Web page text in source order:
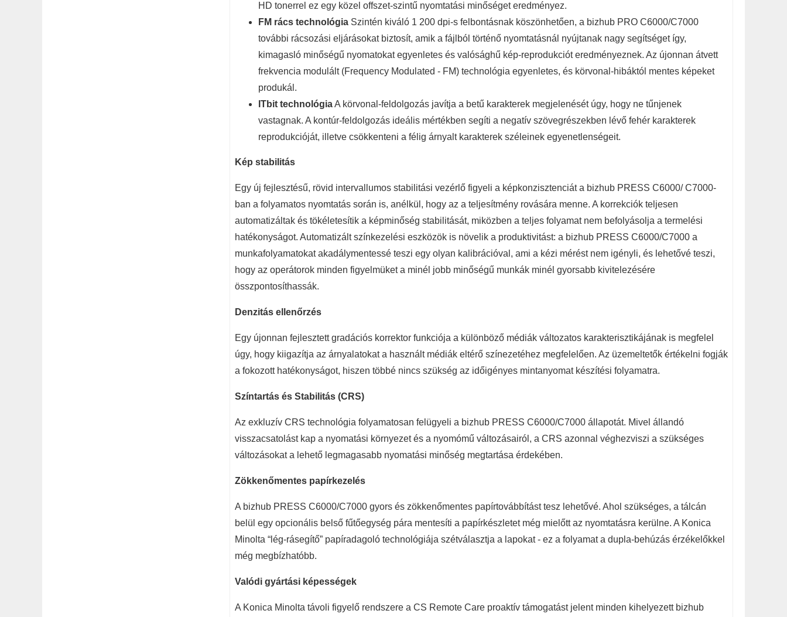
HD tonerrel ez egy közel offszet-szintű nyomtatási minőséget eredményez.
FM rács technológia Szintén kiváló 1 200 dpi-s felbontásnak köszönhetően, a bizhub PRO C6000/C7000
további rácsozási eljárásokat biztosít, amik a fájlból történő nyomtatásnál nyújtanak nagy segítséget így,
kimagasló minőségű nyomatokat egyenletes és valósághű kép-reprodukciót eredményeznek. Az újonnan átvett
frekvencia modulált (Frequency Modulated - FM) technológia egyenletes, és körvonal-hibáktól mentes képeket
produkál.
ITbit technológiaA körvonal-feldolgozás javítja a betű karakterek megjelenését úgy, hogy ne tűnjenek
vastagnak. A kontúr-feldolgozás ideális mértékben segíti a negatív szövegrészekben lévő fehér karakterek
reprodukcióját, illetve csökkenteni a félig árnyalt karakterek széleinek egyenetlenségeit.
Kép stabilitás
Egy új fejlesztésű, rövid intervallumos stabilitási vezérlő figyeli a képkonzisztenciát a bizhub PRESS C6000/ C7000-
ban a folyamatos nyomtatás során is, anélkül, hogy az a teljesítmény rovására menne. A korrekciók teljesen
automatizáltak és tökéletesítik a képminőség stabilitását, miközben a teljes folyamat nem befolyásolja a termelési
hatékonyságot. Automatizált színkezelési eszközök is növelik a produktivitást: a bizhub PRESS C6000/C7000 a
munkafolyamatokat akadálymentessé teszi egy olyan kalibrációval, ami a kézi mérést nem igényli, és lehetővé teszi,
hogy az operátorok minden figyelmüket a minél jobb minőségű munkák minél gyorsabb kivitelezésére
összpontosíthassák.
Denzitás ellenőrzés
Egy újonnan fejlesztett gradációs korrektor funkciója a különböző médiák változatos karakterisztikájának is megfelel
úgy, hogy kiigazítja az árnyalatokat a használt médiák eltérő színezetéhez megfelelően. Az üzemeltetők értékelni fogják
a fokozott hatékonyságot, hiszen többé nincs szükség az időigényes mintanyomat készítési folyamatra.
Színtartás és Stabilitás (CRS)
Az exkluzív CRS technológia folyamatosan felügyeli a bizhub PRESS C6000/C7000 állapotát. Mivel állandó
visszacsatolást kap a nyomatási környezet és a nyomómű változásairól, a CRS azonnal véghezviszi a szükséges
változásokat a lehető legmagasabb nyomatási minőség megtartása érdekében.
Zökkenőmentes papírkezelés
A bizhub PRESS C6000/C7000 gyors és zökkenőmentes papírtovábbítást tesz lehetővé. Ahol szükséges, a tálcán
belül egy opcionális belső fűtőegység pára mentesíti a papírkészletet még mielőtt az nyomtatásra kerülne. A Konica
Minolta “lég-rásegítő” papíradagoló technológiája szétválasztja a lapokat - ez a folyamat a dupla-behúzás érzékelőkkel
még megbízhatóbb.
Valódi gyártási képességek
A Konica Minolta távoli figyelő rendszere a CS Remote Care proaktív támogatást jelent minden kihelyezett bizhub